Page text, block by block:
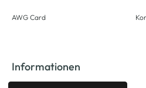
AWG Card
Informationen